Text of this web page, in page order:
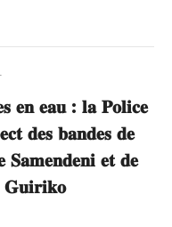
LinkedIn
𝐞𝐧 𝐞𝐚𝐮 : 𝐥𝐚 𝐏𝐨𝐥𝐢𝐜𝐞
𝐝𝐞𝐬 𝐛𝐚𝐧𝐝𝐞𝐬 𝐝𝐞
𝐒𝐚𝐦𝐞𝐧𝐝𝐞𝐧𝐢 𝐞𝐭 𝐝𝐞